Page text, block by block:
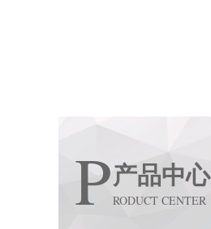
P产品中心
RODUCT CENTER